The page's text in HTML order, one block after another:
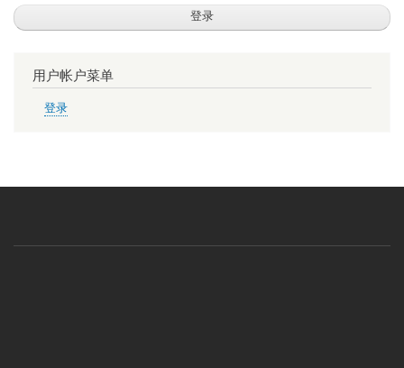
用户帐户菜单
登录